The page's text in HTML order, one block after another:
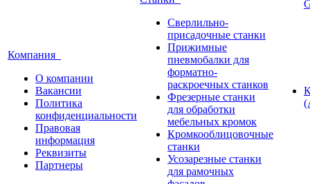
Компания
О компании
Вакансии
Политика
конфиденциальности
Правовая
информация
Реквизиты
Партнеры
Сверлильно-
присадочные станки
Прижимные
пневмобалки для
форматно-
раскроечных станков
Фрезерные станки
для обработки
мебельных кромок
Кромкооблицовочные
станки
Усозарезные станки
для рамочных